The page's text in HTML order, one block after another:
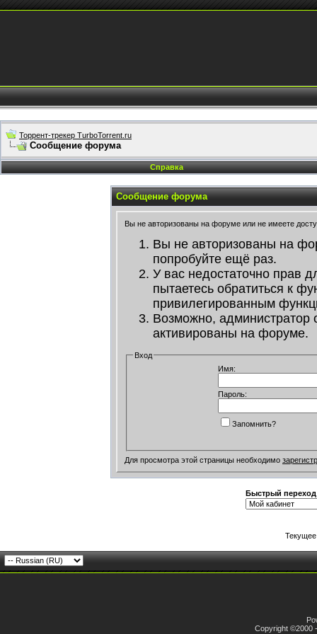
Торрент-трекер TurboTorrent.ru
Сообщение форума
Справка
Сообщение форума
Вы не авторизованы на форуме или не имеете
Вы не авторизованы на
попробуйте ещё раз.
У вас недостаточно прав
пытаетесь обратиться к
привилегированным
Возможно, администратор
активированы на форуме.
Вход
Имя:
Пароль:
Запомнить?
Для просмотра этой страницы необходимо
Быстрый переход
Copyright ©2000